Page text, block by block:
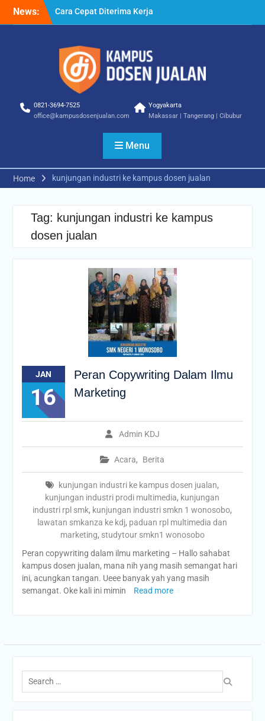
News:
Cara Cepat Diterima Kerja
– Tips Praktis yang Bisa
Cara Biar Dapat Pekerjaan
– Panduan Lengkap untuk
Pencari Kerja
Cara Dapat Pekerjaan –
Memperbesar Peluang
0821-3694-7525
office@kampusdosenjualan.com
Yogyakarta
Makassar | Tangerang | Cibubur
Menu
Home kunjungan industri ke kampus dosen jualan
Tag: kunjungan industri ke kampus
dosen jualan
JAN
16
Peran Copywriting Dalam Ilmu
Marketing
Admin KDJ
Acara, Berita
kunjungan industri ke kampus dosen jualan,
kunjungan industri prodi multimedia, kunjungan
industri rpl smk, kunjungan industri smkn 1 wonosobo,
lawatan smkanza ke kdj, paduan rpl multimedia dan
marketing, studytour smkn1 wonosobo
Peran copywriting dalam ilmu marketing – Hallo sahabat
kampus dosen jualan, mana nih yang masih semangat hari
ini, acungkan tangan. Ueee banyak yah yang masih
semangat. Oke kali ini mimin
Read more
Search
for: